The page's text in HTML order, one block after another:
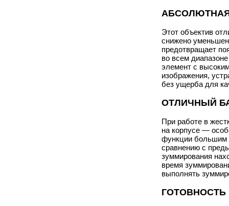
Этот объектив
снижено
предотвращает
во всем
элемент с
изображения,
без ущерба для
ОТЛИЧНЫЙ
При работе в
на корпусе —
функции большим
сравнению с
зуммирования
время
выполнять